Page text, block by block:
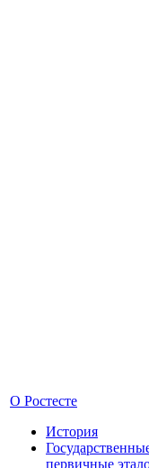
О Ростесте
История
первичные